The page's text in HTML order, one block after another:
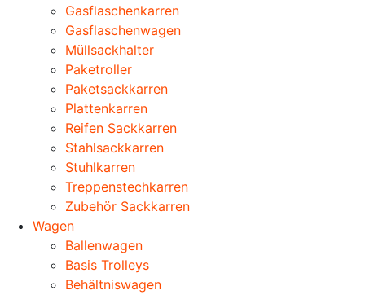
Gasflaschenkarren
Gasflaschenwagen
Müllsackhalter
Paketroller
Paketsackkarren
Plattenkarren
Reifen Sackkarren
Stahlsackkarren
Stuhlkarren
Treppenstechkarren
Zubehör Sackkarren
Wagen
Ballenwagen
Basis Trolleys
Behältniswagen